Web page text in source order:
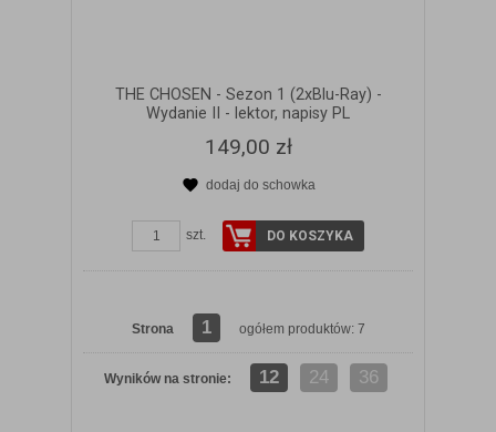
THE CHOSEN - Sezon 1 (2xBlu-Ray) -
Wydanie II - lektor, napisy PL
149,00 zł
dodaj do schowka
szt. DO KOSZYKA
Strona 1 ogółem produktów: 7
Wyników na stronie: 12 24 36